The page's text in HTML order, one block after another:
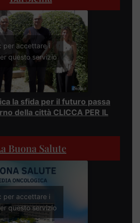
per accettare i
questo servizio
la sfida per il futuro passa
della città CLICCA PER IL
Buona Salute
per accettare i
questo servizio